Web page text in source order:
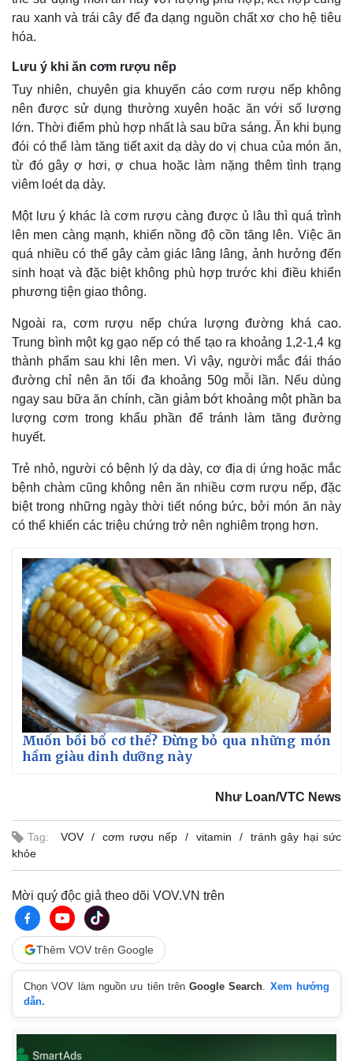
Kinh tế
Bất động sản
Khởi nghiệp
Thị trường
Tiêu dùng
Tỷ giá
rau xanh và trái cây để đa dạng nguồn chất xơ cho hệ tiêu
hóa.
Lưu ý khi ăn cơm rượu nếp
Tuy nhiên, chuyên gia khuyến cáo cơm rượu nếp không
nên được sử dụng thường xuyên hoặc ăn với số lượng
lớn. Thời điểm phù hợp nhất là sau bữa sáng. Ăn khi bụng
đói có thể làm tăng tiết axit dạ dày do vị chua của món ăn,
từ đó gây ợ hơi, ợ chua hoặc làm nặng thêm tình trạng
viêm loét dạ dày.
Một lưu ý khác là cơm rượu càng được ủ lâu thì quá trình
lên men càng mạnh, khiến nồng độ cồn tăng lên. Việc ăn
quá nhiều có thể gây cảm giác lâng lâng, ảnh hưởng đến
sinh hoạt và đặc biệt không phù hợp trước khi điều khiển
phương tiện giao thông.
Ngoài ra, cơm rượu nếp chứa lượng đường khá cao.
Trung bình một kg gạo nếp có thể tạo ra khoảng 1,2-1,4 kg
thành phẩm sau khi lên men. Vì vậy, người mắc đái tháo
đường chỉ nên ăn tối đa khoảng 50g mỗi lần. Nếu dùng
ngay sau bữa ăn chính, cần giảm bớt khoảng một phần ba
lượng cơm trong khẩu phần để tránh làm tăng đường
huyết.
Trẻ nhỏ, người có bệnh lý dạ dày, cơ địa dị ứng hoặc mắc
bệnh chàm cũng không nên ăn nhiều cơm rượu nếp, đặc
biệt trong những ngày thời tiết nóng bức, bởi món ăn này
có thể khiến các triệu chứng trở nên nghiêm trọng hơn.
Muốn bồi bổ cơ thể? Đừng bỏ qua những món
hầm giàu dinh dưỡng này
Như Loan/VTC News
Tag: VOV cơm rượu nếp vitamin
tránh gây hại sức
khỏe
Mời quý độc giả theo dõi VOV.VN trên
Thêm VOV trên Google
Chọn VOV làm nguồn ưu tiên trênGoogle Search
Xem hướng
dẫn.